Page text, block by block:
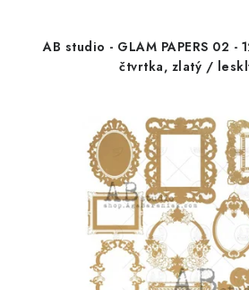
AB studio - GLAM PAPERS 02 -
čtvrtka, zlatý /